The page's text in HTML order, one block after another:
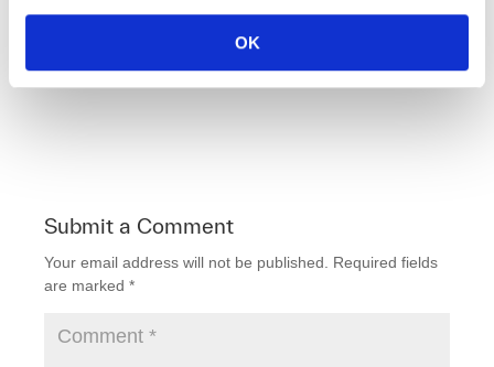
OK
F
b
o
o
T Li
dI
n
E
Submit a Comment
Your email address will not be published. Required fields
are marked *